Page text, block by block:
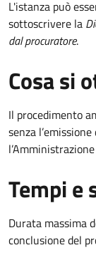
L'istanza può
sottoscrivere la
dal procuratore.
Cosa si
Il procedimento
senza
Tempi e
Durata massima
conclusione del